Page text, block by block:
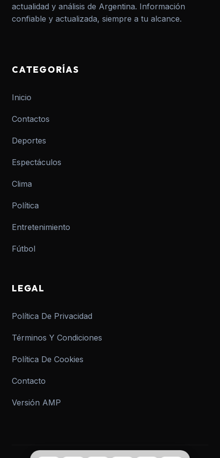
actualidad y análisis de Argentina. Información
confiable y actualizada, siempre a tu alcance.
CATEGORÍAS
Inicio
Contactos
Deportes
Espectáculos
Clima
Política
Entretenimiento
Fútbol
LEGAL
Política De Privacidad
Términos Y Condiciones
Política De Cookies
Contacto
Versión AMP